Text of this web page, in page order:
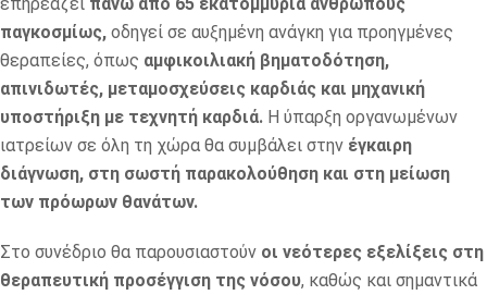
παγκοσμίως, οδηγεί σε αυξημένη ανάγκη για προηγμένες
θεραπείες, όπως αμφικοιλιακή βηματοδότηση,
απινιδωτές, μεταμοσχεύσεις καρδιάς και μηχανική
υποστήριξη με τεχνητή καρδιά. Η ύπαρξη οργανωμένων
ιατρείων σε όλη τη χώρα θα συμβάλει στην έγκαιρη
διάγνωση, στη σωστή παρακολούθηση και στη μείωση
των πρόωρων θανάτων.
Στο συνέδριο θα παρουσιαστούν οι νεότερες εξελίξεις στη
θεραπευτική προσέγγιση της νόσου, καθώς και σημαντικά